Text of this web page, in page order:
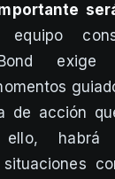
exige
de acción
habrá